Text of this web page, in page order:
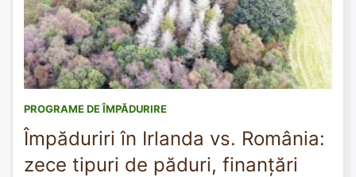
PROGRAME DE ÎMPĂDURIRE
Împăduriri în Irlanda vs. România:
zece tipuri de păduri, finanțări